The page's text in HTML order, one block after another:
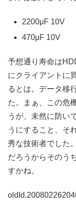
2200μF 10V
470μF 10V
予想通り寿命は
にクライアントに
るとは。データ移
た。まぁ、この危
うが、未然に防い
うにすること、そ
秀な技術者でした
だろうからそのう
すかね。